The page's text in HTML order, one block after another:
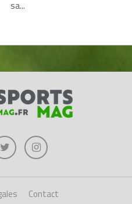
sa...
Contact